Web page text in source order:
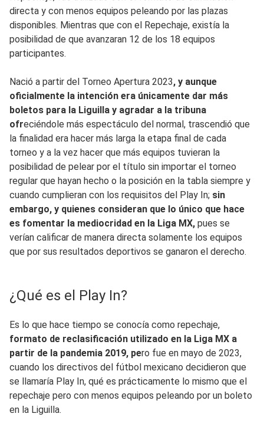
directa y con menos equipos peleando por las plazas
disponibles. Mientras que con el Repechaje, existía la
posibilidad de que avanzaran 12 de los 18 equipos
participantes.
Nació a partir del Torneo Apertura 2023, y aunque
oficialmente la intención era únicamente dar más
boletos para la Liguilla y agradar a la tribuna
ofreciéndole más espectáculo del normal, trascendió que
la finalidad era hacer más larga la etapa final de cada
torneo y a la vez hacer que más equipos tuvieran la
posibilidad de pelear por el título sin importar el torneo
regular que hayan hecho o la posición en la tabla siempre y
cuando cumplieran con los requisitos del Play In; sin
embargo, y quienes consideran que lo único que hace
es fomentar la mediocridad en la Liga MX, pues se
verían calificar de manera directa solamente los equipos
que por sus resultados deportivos se ganaron el derecho.
¿Qué es el Play In?
Es lo que hace tiempo se conocía como repechaje,
formato de reclasificación utilizado en la Liga MX a
partir de la pandemia 2019, pero fue en mayo de 2023,
cuando los directivos del fútbol mexicano decidieron que
se llamaría Play In, qué es prácticamente lo mismo que el
repechaje pero con menos equipos peleando por un boleto
en la Liguilla.